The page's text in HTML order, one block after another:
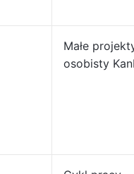
Małe
osobisty